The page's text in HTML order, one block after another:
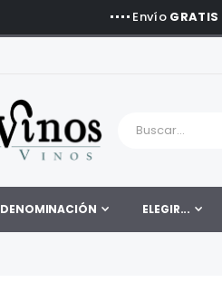
Envío GRATIS
DENOMINACIÓN ELEGIR...